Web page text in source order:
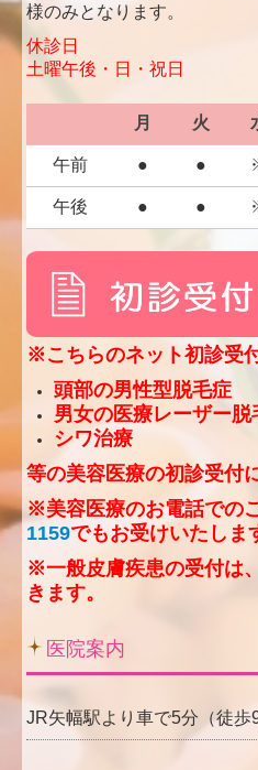
様のみとなります。
休診日
土曜午後・日・祝日
月 火
午前 ● ●
午後 ● ●
※こちらのネット初診受
頭部の男性型脱毛症
男女の医療レーザー脱
シワ治療
等の美容医療の初診受付
※美容医療のお電話での
1159でもお受けいたしま
※一般皮膚疾患の受付は
きます。
医院案内
JR矢幅駅より車で5分（徒歩9